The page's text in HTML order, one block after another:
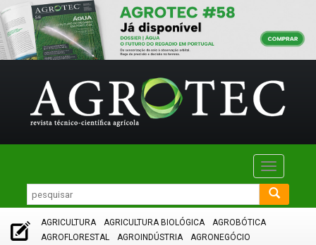
Toggle
AGRICULTURA AGRICULTURA BIOLÓGICA
AGROBÓTICA
AGROFLORESTAL
AGROINDÚSTRIA
AGRONEGÓCIO